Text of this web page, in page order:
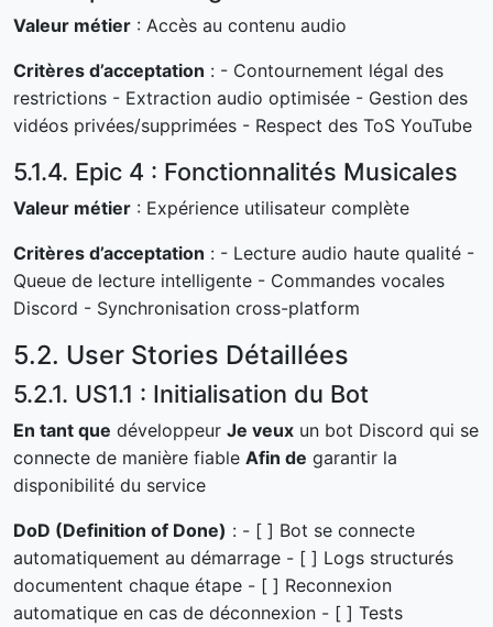
Valeur métier : Accès au contenu audio
Critères d’acceptation : - Contournement légal des
restrictions - Extraction audio optimisée - Gestion des
vidéos privées/supprimées - Respect des ToS YouTube
5.1.4. Epic 4 : Fonctionnalités Musicales
Valeur métier : Expérience utilisateur complète
Critères d’acceptation : - Lecture audio haute qualité -
Queue de lecture intelligente - Commandes vocales
Discord - Synchronisation cross-platform
5.2. User Stories Détaillées
5.2.1. US1.1 : Initialisation du Bot
En tant que développeur Je veux un bot Discord qui se
connecte de manière fiable Afin de garantir la
disponibilité du service
DoD (Definition of Done) : - [ ] Bot se connecte
automatiquement au démarrage - [ ] Logs structurés
documentent chaque étape - [ ] Reconnexion
automatique en cas de déconnexion - [ ] Tests